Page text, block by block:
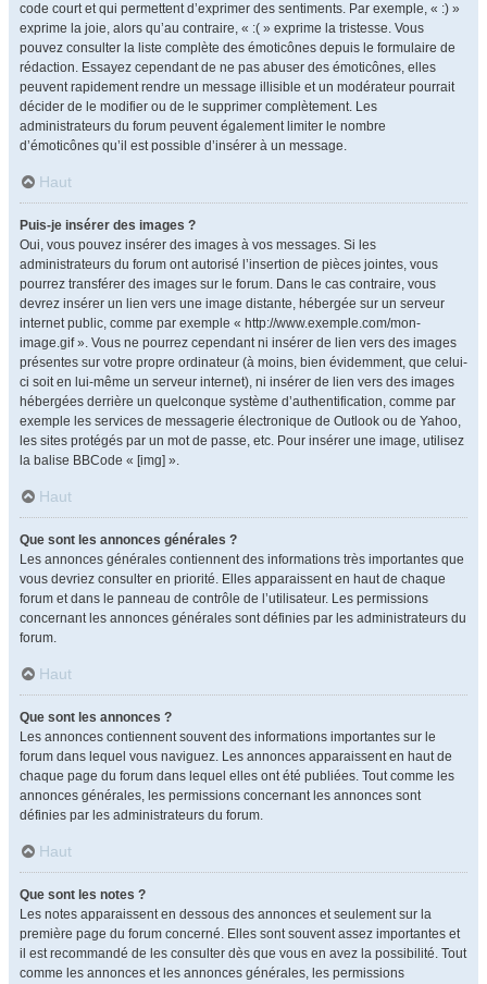
code court et qui permettent d’exprimer des sentiments. Par exemple, « :) »
exprime la joie, alors qu’au contraire, « :( » exprime la tristesse. Vous
pouvez consulter la liste complète des émoticônes depuis le formulaire de
rédaction. Essayez cependant de ne pas abuser des émoticônes, elles
peuvent rapidement rendre un message illisible et un modérateur pourrait
décider de le modifier ou de le supprimer complètement. Les
administrateurs du forum peuvent également limiter le nombre
d’émoticônes qu’il est possible d’insérer à un message.
Haut
Puis-je insérer des images ?
Oui, vous pouvez insérer des images à vos messages. Si les
administrateurs du forum ont autorisé l’insertion de pièces jointes, vous
pourrez transférer des images sur le forum. Dans le cas contraire, vous
devrez insérer un lien vers une image distante, hébergée sur un serveur
internet public, comme par exemple « http://www.exemple.com/mon-
image.gif ». Vous ne pourrez cependant ni insérer de lien vers des images
présentes sur votre propre ordinateur (à moins, bien évidemment, que celui-
ci soit en lui-même un serveur internet), ni insérer de lien vers des images
hébergées derrière un quelconque système d’authentification, comme par
exemple les services de messagerie électronique de Outlook ou de Yahoo,
les sites protégés par un mot de passe, etc. Pour insérer une image, utilisez
la balise BBCode « [img] ».
Haut
Que sont les annonces générales ?
Les annonces générales contiennent des informations très importantes que
vous devriez consulter en priorité. Elles apparaissent en haut de chaque
forum et dans le panneau de contrôle de l’utilisateur. Les permissions
concernant les annonces générales sont définies par les administrateurs du
forum.
Haut
Que sont les annonces ?
Les annonces contiennent souvent des informations importantes sur le
forum dans lequel vous naviguez. Les annonces apparaissent en haut de
chaque page du forum dans lequel elles ont été publiées. Tout comme les
annonces générales, les permissions concernant les annonces sont
définies par les administrateurs du forum.
Haut
Que sont les notes ?
Les notes apparaissent en dessous des annonces et seulement sur la
première page du forum concerné. Elles sont souvent assez importantes et
il est recommandé de les consulter dès que vous en avez la possibilité. Tout
comme les annonces et les annonces générales, les permissions